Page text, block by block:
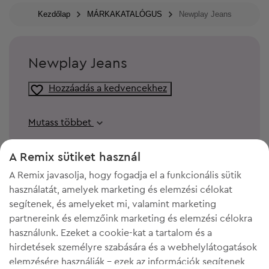
Kezdőlap MÁRKAKATALÓGUS Newplay Jeans
Newplay Jeans
Hozzáadás a kedvencekhez
Mutass többet
A Remix sütiket használ
A Remix javasolja, hogy fogadja el a funkcionális sütik
használatát, amelyek marketing és elemzési célokat
segítenek, és amelyeket mi, valamint marketing
partnereink és elemzőink marketing és elemzési célokra
használunk. Ezeket a cookie-kat a tartalom és a
hirdetések személyre szabására és a webhelylátogatások
elemzésére használják - ezek az információk segítenek